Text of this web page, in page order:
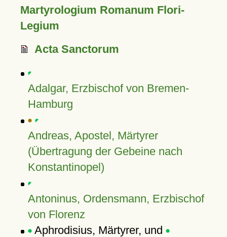
Martyrologium Romanum Flori-
Legium
Acta Sanctorum
Adalgar, Erzbischof von Bremen-
Hamburg
Andreas, Apostel, Märtyrer
(Übertragung der Gebeine nach
Konstantinopel)
Antoninus, Ordensmann, Erzbischof
von Florenz
Aphrodisius, Märtyrer, und